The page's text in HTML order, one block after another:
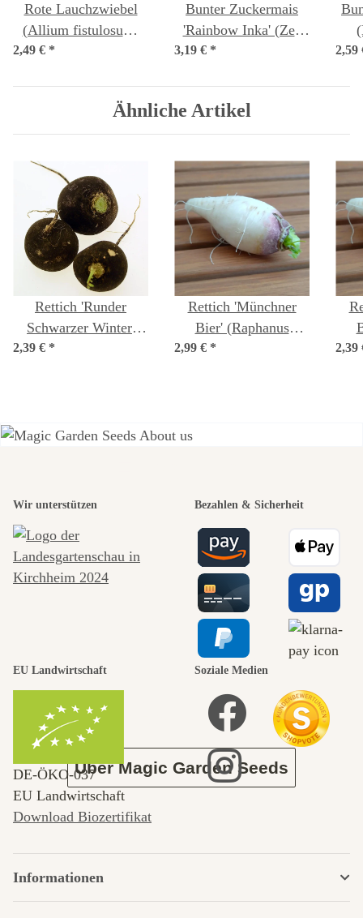
Rote Lauchzwiebel
(Allium fistulosum)
2,49 € *
Bunter Zuckermais
'Rainbow Inka' (Zea
mays) Bio Saatgut
3,19 € * 2,59
Ähnliche Artikel
Rettich 'Runder
Schwarzer Winter'
(Raphanus sativus)
2,39 € *
Rettich 'Münchner
Bier' (Raphanus
sativus) Bio Saatgut
2,99 € * 2,39
schönsten
Wege zu uns
selbst führt
durch den
Garten
Über Magic Garden Seeds
Wir unterstützen Bezahlen & Sicherheit
EU Landwirtschaft
DE‑ÖKO‑037
EU Landwirtschaft
Download Biozertifikat
Soziale Medien
Informationen